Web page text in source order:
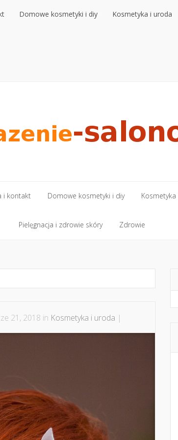
Domowe kosmetyki i diy Kosmetyka i uroda
i kontakt
i kontakt
Domowe kosmetyki i diy
Domowe kosmetyki i diy Kosmetyka
Pielęgnacja i zdrowie skóry Zdrowie
21, 2018 in Kosmetyka i uroda |